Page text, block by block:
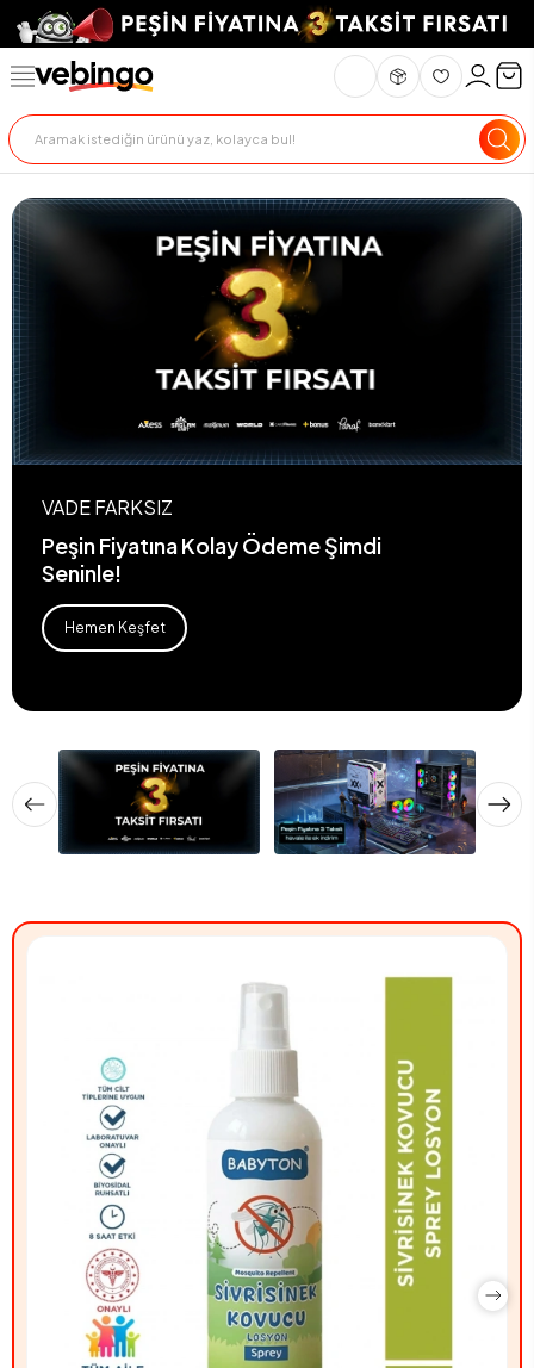
VADE FARKSIZ
Peşin Fiyatına Kolay Ödeme Şimdi
Seninle!
Hemen Keşfet